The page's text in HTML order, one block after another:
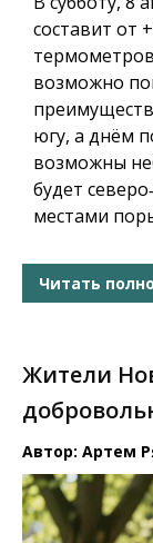
составит от
термометров
возможно
югу, а днём
возможны
будет
местами
Читать
Жители
Автор: Артем